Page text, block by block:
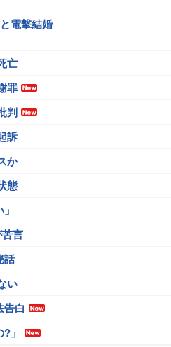
電撃結婚
亡
罪
判
訴
か
態
言
話
い
告白
」